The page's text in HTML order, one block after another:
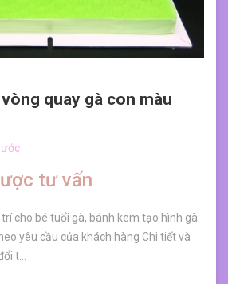
quay gà con màu
tư vấn
cho bé tuổi gà, bánh kem tạo hình gà
yêu cầu của khách hàng Chi tiết và
t...